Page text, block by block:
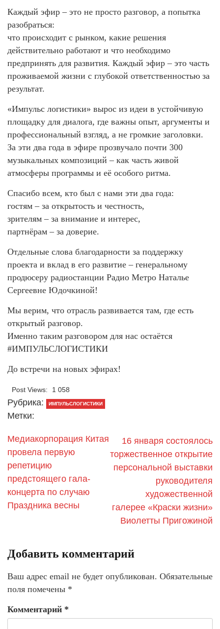
Каждый эфир – это не просто разговор, а попытка
разобраться:
что происходит с рынком, какие решения
действительно работают и что необходимо
предпринять для развития. Каждый эфир – это часть
проживаемой жизни с глубокой ответственностью за
результат.
«Импульс логистики» вырос из идеи в устойчивую
площадку для диалога, где важны опыт, аргументы и
профессиональный взгляд, а не громкие заголовки.
За эти два года в эфире прозвучало почти 300
музыкальных композиций – как часть живой
атмосферы программы и её особого ритма.
Спасибо всем, кто был с нами эти два года:
гостям – за открытость и честность,
зрителям – за внимание и интерес,
партнёрам – за доверие.
Отдельные слова благодарности за поддержку
проекта и вклад в его развитие – генеральному
продюсеру радиостанции Радио Метро Наталье
Сергеевне Юдочкиной!
Мы верим, что отрасль развивается там, где есть
открытый разговор.
Именно таким разговором для нас остаётся
#ИМПУЛЬСЛОГИСТИКИ
До встречи на новых эфирах!
Post Views: 1 058
Рубрика: ИМПУЛЬСЛОГИСТИКИ
Метки:
Медиакорпорация Китая
провела первую
репетицию
предстоящего гала-
концерта по случаю
Праздника весны
16 января состоялось
торжественное открытие
персональной выставки
руководителя
художественной
галерее «Краски жизни»
Виолетты Пригожиной
Добавить комментарий
Ваш адрес email не будет опубликован. Обязательные
поля помечены *
Комментарий *